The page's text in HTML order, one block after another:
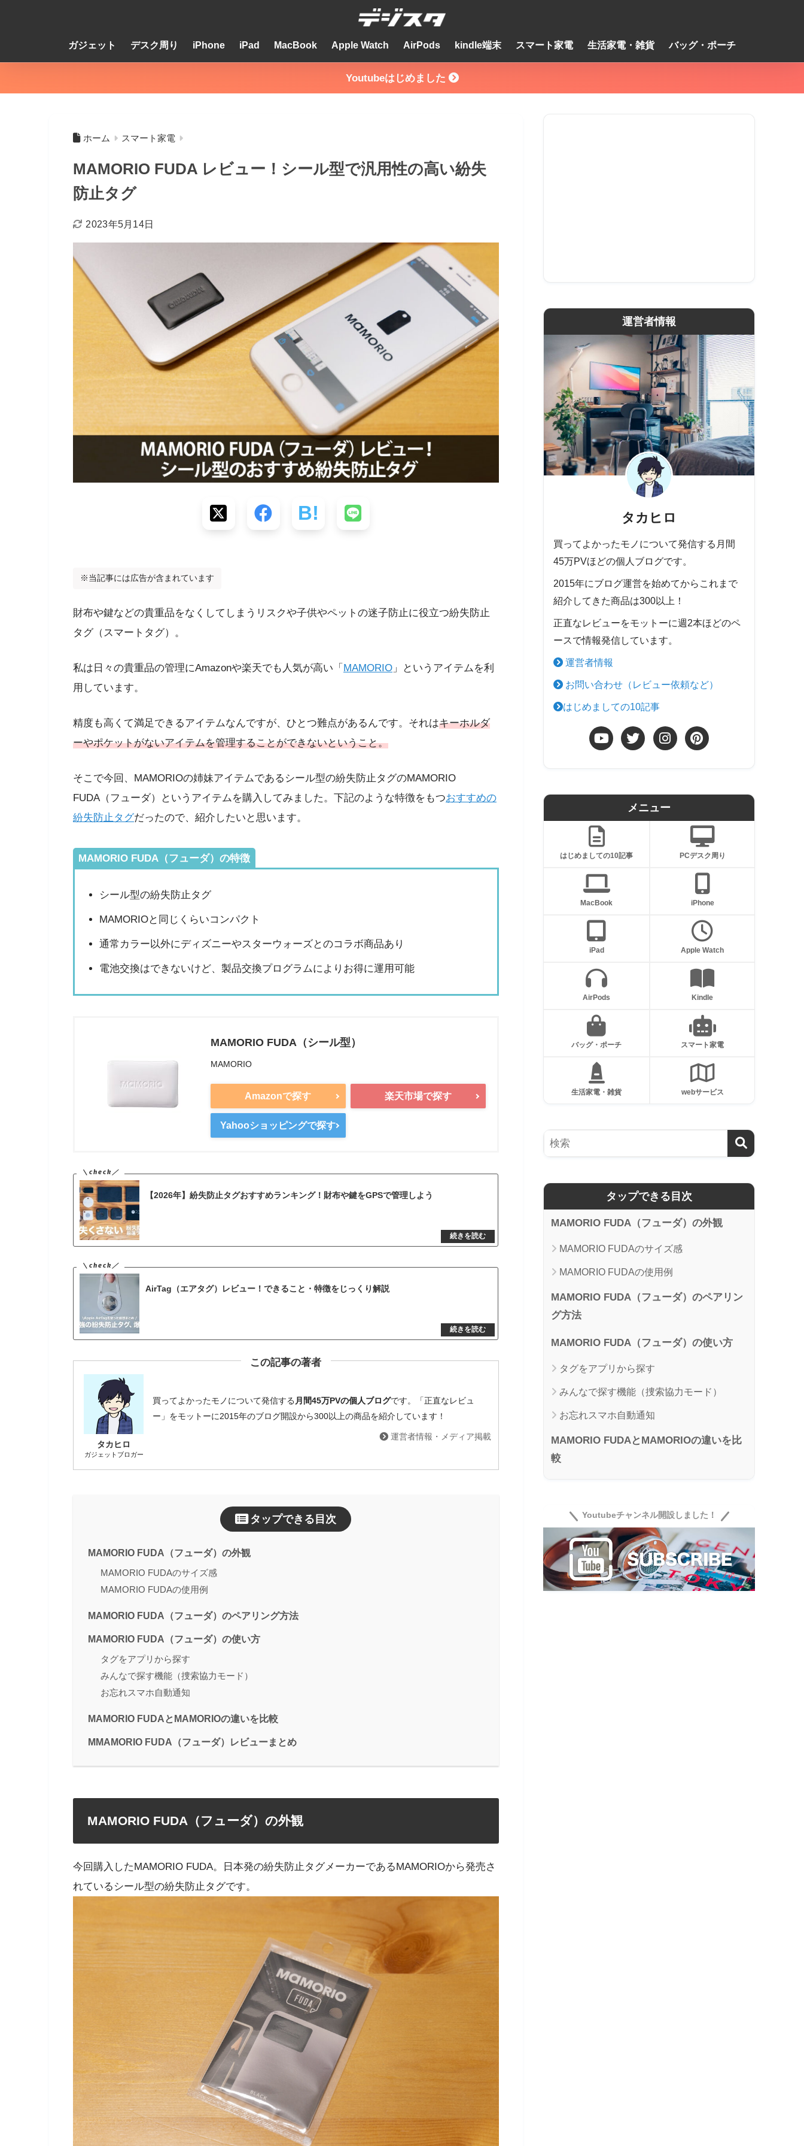
ガジェット デスク周り iPhone iPad MacBook Apple Watch AirPods kindle端末 スマート家電 生活家電・雑貨 バッグ・ポーチ
Youtubeはじめました
ホーム スマート家電
MAMORIO FUDA レビュー！シール型で汎用性の高い紛失
防止タグ
2023年5月14日
※当記事には広告が含まれています
財布や鍵などの貴重品をなくしてしまうリスクや子供やペットの迷子防止に役立つ紛失防止
タグ（スマートタグ）。
私は日々の貴重品の管理にAmazonや楽天でも人気が高い「 MAMORIO 」というアイテムを利
用しています。
精度も高くて満足できるアイテムなんですが、ひとつ難点があるんです。それはキーホルダ
ーやポケットがないアイテムを管理することができないということ。
そこで今回、MAMORIOの姉妹アイテムであるシール型の紛失防止タグのMAMORIO
FUDA（フューダ）というアイテムを購入してみました。下記のような特徴をもつおすすめの
紛失防止タグだったので、紹介したいと思います。
MAMORIO FUDA（フューダ）の特徴
シール型の紛失防止タグ
MAMORIOと同じくらいコンパクト
通常カラー以外にディズニーやスターウォーズとのコラボ商品あり
電池交換はできないけど、製品交換プログラムによりお得に運用可能
MAMORIO FUDA（シール型）
MAMORIO
Amazonで探す 楽天市場で探す
Yahooショッピングで探す
【2026年】紛失防止タグおすすめランキング！財布や鍵をGPSで管理しよう
AirTag（エアタグ）レビュー！できること・特徴をじっくり解説
この記事の著者
タカヒロ
ガジェットブロガー
買ってよかったモノについて発信する 月間45万PVの個人ブログです。「正直なレビュ
ー」をモットーに2015年のブログ開設から300以上の商品を紹介しています！
運営者情報・メディア掲載
タップできる目次
MAMORIO FUDA（フューダ）の外観
MAMORIO FUDAのサイズ感
MAMORIO FUDAの使用例
MAMORIO FUDA（フューダ）のペアリング方法
MAMORIO FUDA（フューダ）の使い方
タグをアプリから探す
みんなで探す機能（捜索協力モード）
お忘れスマホ自動通知
MAMORIO FUDAとMAMORIOの違いを比較
MMAMORIO FUDA（フューダ）レビューまとめ
MAMORIO FUDA（フューダ）の外観
今回購入したMAMORIO FUDA。日本発の紛失防止タグメーカーであるMAMORIOから発売さ
れているシール型の紛失防止タグです。
運営者情報
タカヒロ
買ってよかったモノについて発信する月間
45万PVほどの個人ブログです。
2015年にブログ運営を始めてからこれまで
紹介してきた商品は300以上！
正直なレビューをモットーに週2本ほどのペ
ースで情報発信しています。
運営者情報
お問い合わせ（レビュー依頼など）
はじめましての10記事
メニュー
はじめましての10記事 PCデスク周り
MacBook iPhone
iPad Apple Watch
AirPods Kindle
バッグ・ポーチ スマート家電
生活家電・雑貨 webサービス
タップできる目次
MAMORIO FUDA（フューダ）の外観
MAMORIO FUDAのサイズ感
MAMORIO FUDAの使用例
MAMORIO FUDA（フューダ）のペアリン
グ方法
MAMORIO FUDA（フューダ）の使い方
タグをアプリから探す
みんなで探す機能（捜索協力モード）
お忘れスマホ自動通知
MAMORIO FUDAとMAMORIOの違いを比
較
Youtubeチャンネル開設しました！